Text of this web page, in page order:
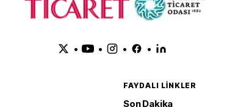
• • • •
FAYDALI LINKLER
Son Dakika